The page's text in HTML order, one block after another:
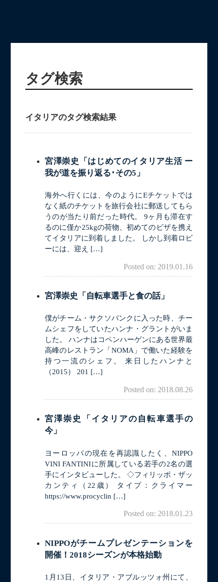
タグ検索
イタリアのタグ検索結果
宮澤崇史「はじめてのイタリア生活 ー
我が道を振り返る･その5」
海外へ行くには、今のようにEチケットでは
なく紙のチケットを旅行会社に郵送してもら
うのが当たり前だった時代。 9ヶ月も滞在す
るのに僅か25kgの荷物、初めてのビザを携え
てイタリアに到着しました。 しかし到着ロビ
ーには、迎え […]
Posted on: 2019.01.16
宮澤崇史「自転車選手と食の話」
僕がチーム・サクソバンクに入った時、チー
ムシェフをしていたハンナ・グラントがいま
した。 ハンナはコペンハーゲンにある世界最
高峰のレストラン「NOMA」で働いた経験を
持つ一流のシェフ。 来日したハンナと
（2015） 201 […]
Posted on: 2018.08.26
宮澤崇史「イタリアの自転車選手の
今」
ヨーロッパの現在を再認識したく、NIPPO
VINI FANTINIに所属している若手の2名の選
手にインタビューした。 ◇フィリッポ・ザッ
カンティ（22歳） タイプ：クライマー
https://www.procyclin […]
Posted on: 2018.01.23
NIPPOがチームプレゼンテーションを
開催！2018シーズンが本格始動
1月13日、イタリア・アブルッツォ州にて、